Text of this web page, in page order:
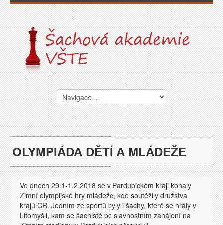
OLYMPIÁDA DĚTÍ A MLÁDEŽE
Ve dnech 29.1-1.2.2018 se v Pardubickém kraji konaly
Zimní olympijské hry mládeže, kde soutěžily družstva
krajů ČR. Jedním ze sportů byly i šachy, které se hrály v
Litomyšli, kam se šachisté po slavnostním zahájení na